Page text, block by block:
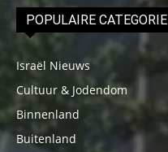
POPULAIRE CATEGORIE
Israël Nieuws
Cultuur & Jodendom
Binnenland
Buitenland